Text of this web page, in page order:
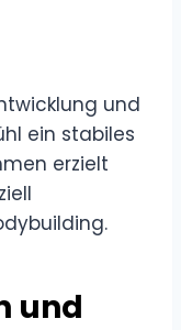
und
ein stabiles
erzielt
und